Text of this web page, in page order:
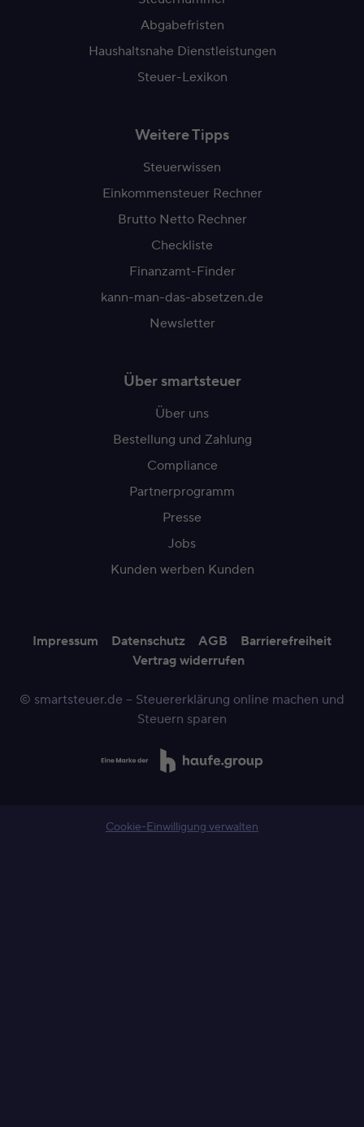
Abgabefristen
Haushaltsnahe Dienstleistungen
Steuer-Lexikon
Weitere Tipps
Steuerwissen
Einkommensteuer Rechner
Brutto Netto Rechner
Checkliste
Finanzamt-Finder
kann-man-das-absetzen.de
Newsletter
Über smartsteuer
Über uns
Bestellung und Zahlung
Compliance
Partnerprogramm
Presse
Jobs
Kunden werben Kunden
Impressum Datenschutz AGB
Barrierefreiheit
Vertrag widerrufen
© smartsteuer.de – Steuererklärung online machen und
Steuern sparen
Cookie-Einwilligung verwalten